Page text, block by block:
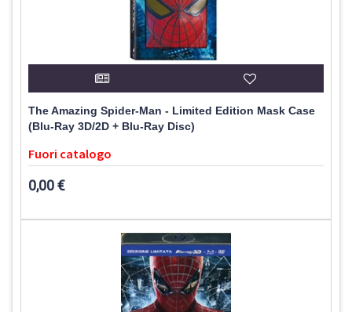
The Amazing Spider-Man - Limited Edition Mask Case
(Blu-Ray 3D/2D + Blu-Ray Disc)
Fuori catalogo
0,00 €